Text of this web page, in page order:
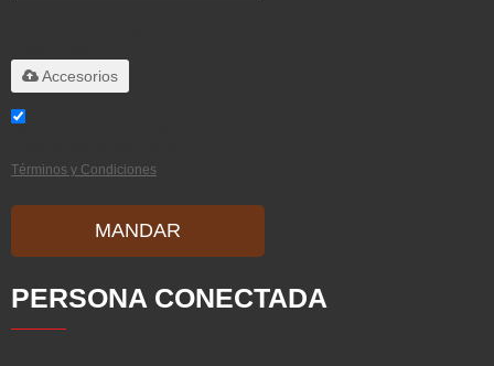
Accesorios
Términos y Condiciones
MANDAR
PERSONA CONECTADA